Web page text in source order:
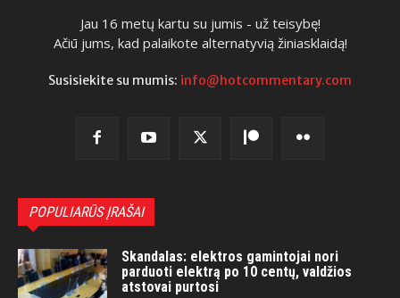
Jau 16 metų kartu su jumis - už teisybę!
Ačiū jums, kad palaikote alternatyvią žiniasklaidą!
Susisiekite su mumis: info@hotcommentary.com
POPULIARŪS ĮRAŠAI
Skandalas: elektros gamintojai nori
parduoti elektrą po 10 centų, valdžios
atstovai purtosi